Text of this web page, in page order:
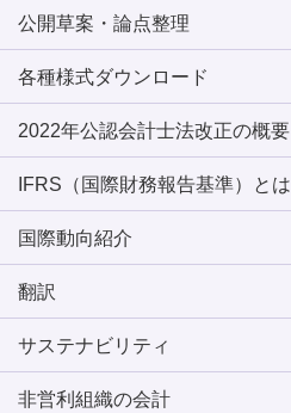
公開草案・論点整理
各種様式ダウンロード
2022年公認会計士法改正の概要
IFRS（国際財務報告基準）とは
国際動向紹介
翻訳
サステナビリティ
非営利組織の会計